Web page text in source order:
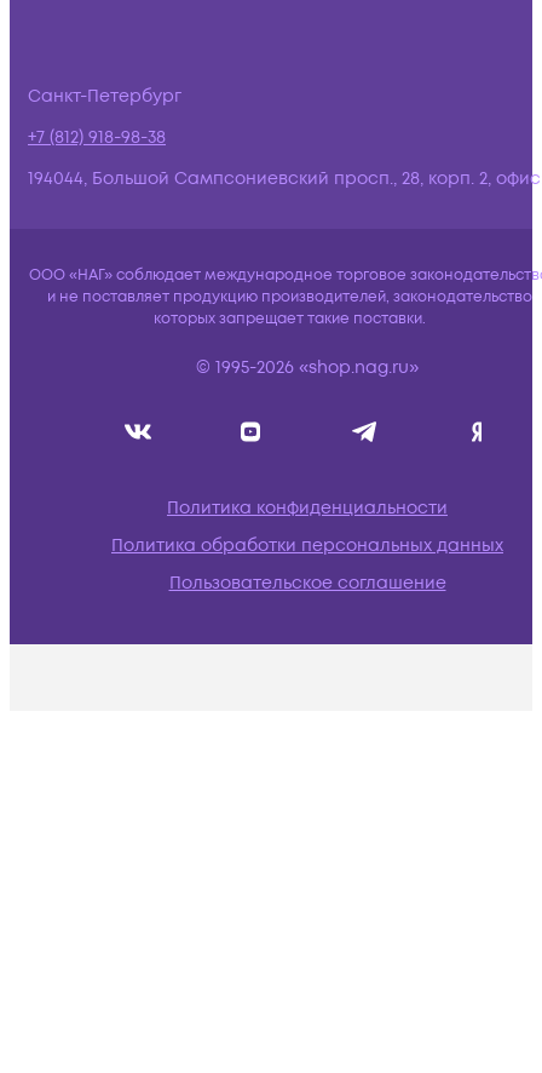
Санкт-Петербург
+7 (812) 918-98-38
194044, Большой Сампсониевский просп., 28, корп. 2,
ООО «НАГ» соблюдает международное торговое
и не поставляет продукцию производителей, законодательство
которых запрещает такие поставки.
© 1995-2026 «shop.nag.ru»
Политика конфиденциальности
Политика обработки персональных данных
Пользовательское соглашение